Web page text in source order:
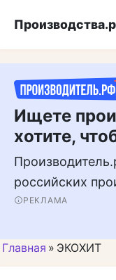
Ищете
хотите,
российских
РЕКЛАМА
Главная » ЭКОХИТ